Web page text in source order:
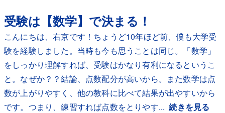
受験は【数学】で決まる！
こんにちは、右京です！ちょうど10年ほど前、僕も大学受
験を経験しました。当時も今も思うことは同じ。「数学」
をしっかり理解すれば、受験はかなり有利になるというこ
と。なぜか？？結論、点数配分が高いから。また数学は点
数が上がりやすく、他の教科に比べて結果が出やすいから
です。つまり、練習すれば点数をとりやす... 続きを見る